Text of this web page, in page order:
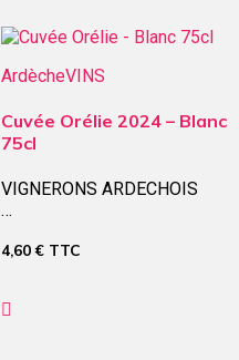
ArdècheVINS
Cuvée Orélie 2024 – Blanc
75cl
VIGNERONS ARDECHOIS
…
4,60€TTC